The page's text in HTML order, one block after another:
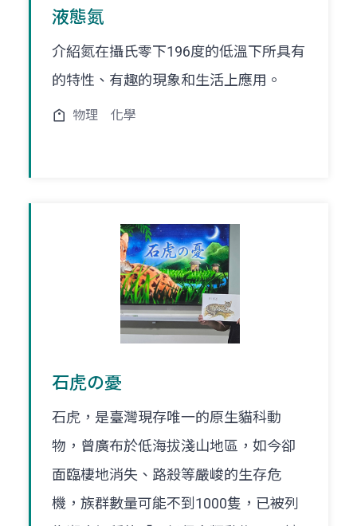
液態氮
介紹氮在攝氏零下196度的低溫下所具有
的特性、有趣的現象和生活上應用。
物理 化學
石虎の憂
石虎，是臺灣現存唯一的原生貓科動
物，曾廣布於低海拔淺山地區，如今卻
面臨棲地消失、路殺等嚴峻的生存危
機，族群數量可能不到1000隻，已被列